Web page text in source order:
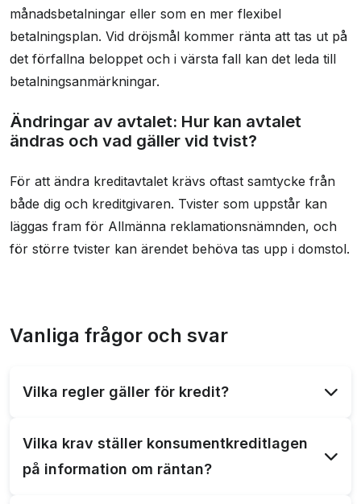
månadsbetalningar eller som en mer flexibel
betalningsplan. Vid dröjsmål kommer ränta att tas ut på
det förfallna beloppet och i värsta fall kan det leda till
betalningsanmärkningar.
Ändringar av avtalet: Hur kan avtalet
ändras och vad gäller vid tvist?
För att ändra kreditavtalet krävs oftast samtycke från
både dig och kreditgivaren. Tvister som uppstår kan
läggas fram för Allmänna reklamationsnämnden, och
för större tvister kan ärendet behöva tas upp i domstol.
Vanliga frågor och svar
Vilka regler gäller för kredit?
vilket innebär tydlig information om kreditkostnader
och ångerrätt för konsumenter.
Vilka krav ställer konsumentkreditlagen
på information om räntan?